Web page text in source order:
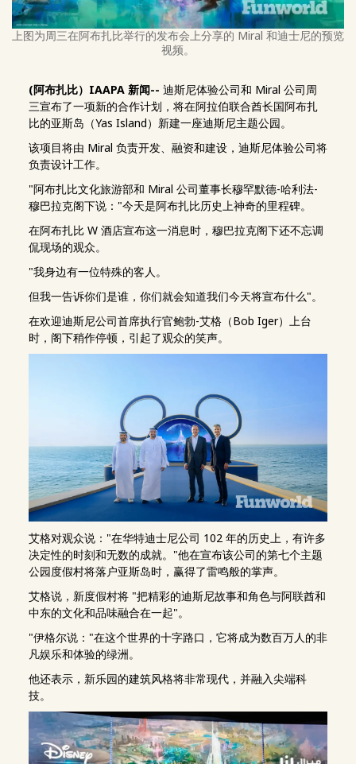
上图为周三在阿布扎比举行的发布会上分享的 Miral 和迪士尼的预览
视频。
(阿布扎比）IAAPA 新闻-- 迪斯尼体验公司和 Miral 公司周
三宣布了一项新的合作计划，将在阿拉伯联合酋长国阿布扎
比的亚斯岛（Yas Island）新建一座迪斯尼主题公园。
该项目将由 Miral 负责开发、融资和建设，迪斯尼体验公司将
负责设计工作。
"阿布扎比文化旅游部和 Miral 公司董事长穆罕默德-哈利法-
穆巴拉克阁下说："今天是阿布扎比历史上神奇的里程碑。
在阿布扎比 W 酒店宣布这一消息时，穆巴拉克阁下还不忘调
侃现场的观众。
"我身边有一位特殊的客人。
但我一告诉你们是谁，你们就会知道我们今天将宣布什么"。
在欢迎迪斯尼公司首席执行官鲍勃-艾格（Bob Iger）上台
时，阁下稍作停顿，引起了观众的笑声。
艾格对观众说："在华特迪士尼公司 102 年的历史上，有许多
决定性的时刻和无数的成就。"他在宣布该公司的第七个主题
公园度假村将落户亚斯岛时，赢得了雷鸣般的掌声。
艾格说，新度假村将 "把精彩的迪斯尼故事和角色与阿联酋和
中东的文化和品味融合在一起"。
"伊格尔说："在这个世界的十字路口，它将成为数百万人的非
凡娱乐和体验的绿洲。
他还表示，新乐园的建筑风格将非常现代，并融入尖端科
技。